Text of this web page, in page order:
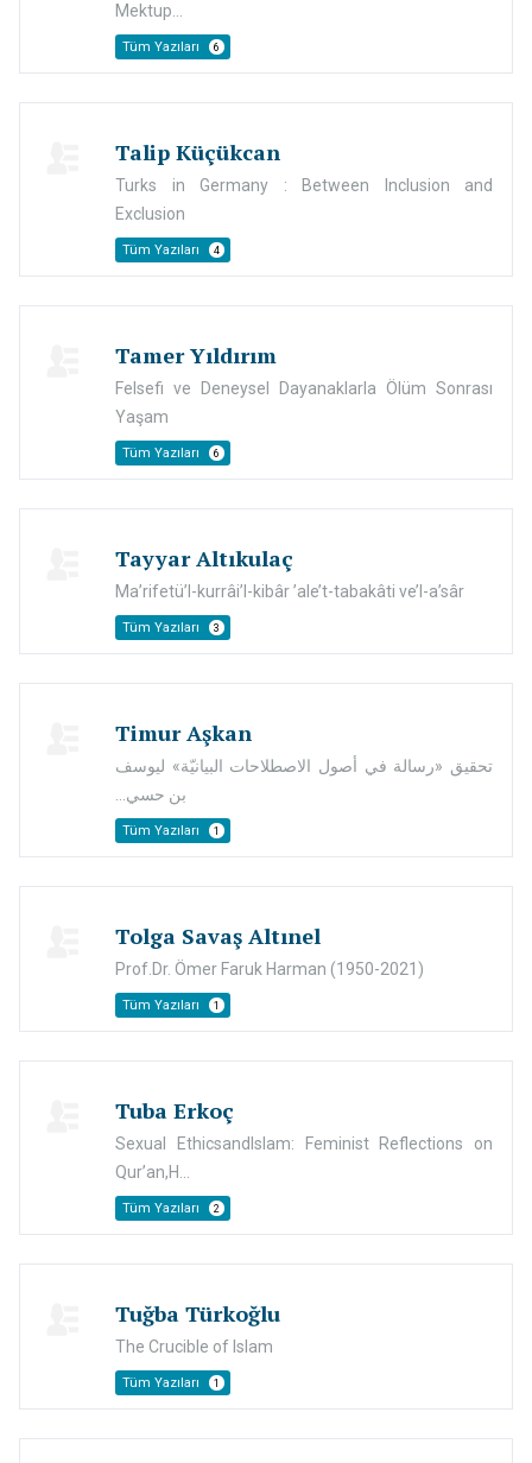
Mektup...
Tüm Yazıları 6
Talip Küçükcan
Turks in Germany : Between Inclusion and
Exclusion
Tüm Yazıları 4
Tamer Yıldırım
Felsefi ve Deneysel Dayanaklarla Ölüm Sonrası
Yaşam
Tüm Yazıları 6
Tayyar Altıkulaç
Ma’rifetü’l-kurrâi’l-kibâr ’ale’t-tabakâti ve’l-a’sâr
Tüm Yazıları 3
Timur Aşkan
تحقيق «رسالة في أصول الاصطلاحات البيانيّة» ليوسف
بن حسي...
Tüm Yazıları 1
Tolga Savaş Altınel
Prof.Dr. Ömer Faruk Harman (1950-2021)
Tüm Yazıları 1
Tuba Erkoç
Sexual EthicsandIslam: Feminist Reflections on
Qur’an,H...
Tüm Yazıları 2
Tuğba Türkoğlu
The Crucible of Islam
Tüm Yazıları 1